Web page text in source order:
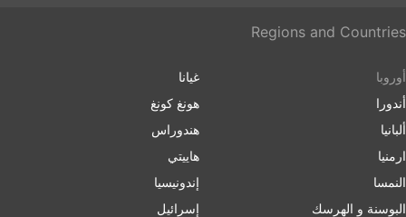
Regions and Countries
أوروبا
أندورا
ألبانيا
ارمنیا
النمسا
البوسنة و الهرسك
غيانا
هونغ كونغ
هندوراس
هاييتي
إندونيسيا
إسرائیل